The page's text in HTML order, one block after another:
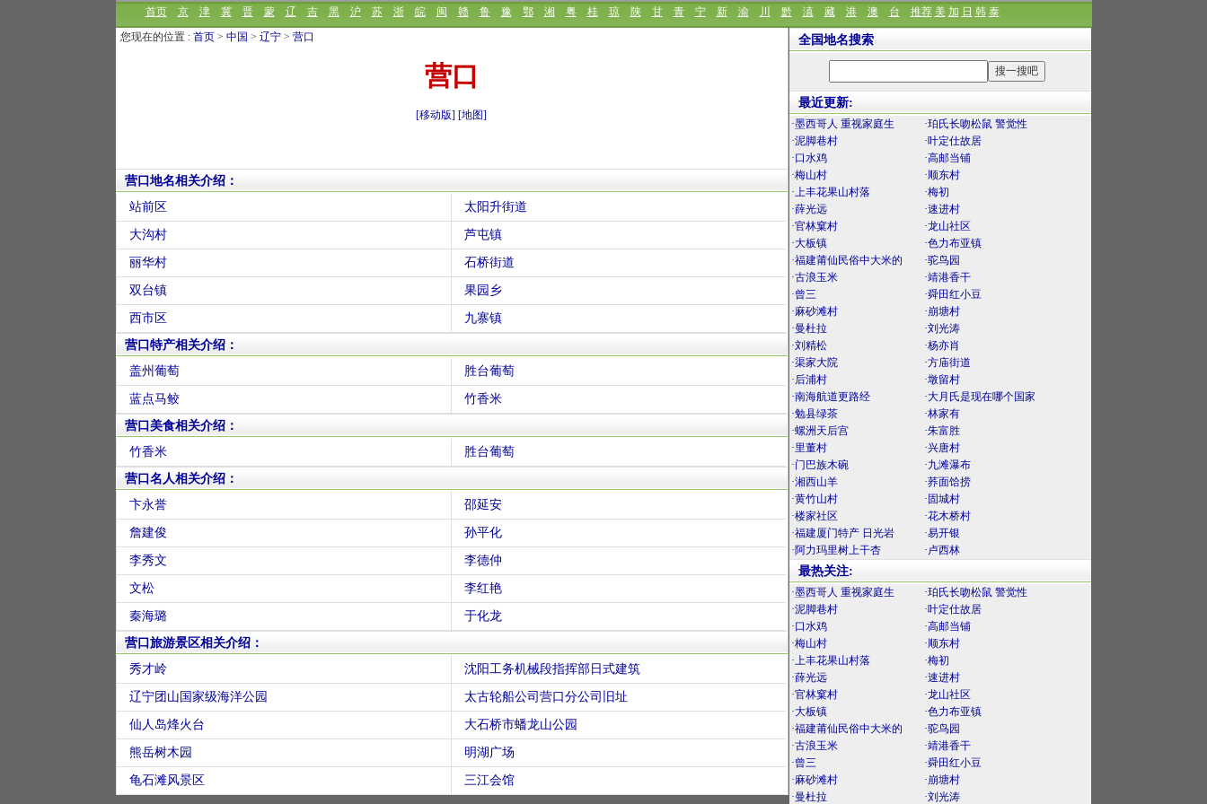
首页 京 津 冀 晋 蒙 辽 吉 黑 沪 苏 浙 皖 闽 赣 鲁 豫 鄂 湘 粤 桂 琼 陕 甘 青 宁 新 渝 川 黔 滇 藏 港 澳 台 推荐 美 加 日 韩 泰
您现在的位置 : 首页> 中国 > 辽宁> 营口
营口
[移动版] [地图]
营口地名相关介绍：
站前区
太阳升街道
大沟村 芦屯镇
丽华村 石桥街道
双台镇 果园乡
西市区
九寨镇
营口特产相关介绍：
盖州葡萄
胜台葡萄
蓝点马鲛
竹香米
营口美食相关介绍：
竹香米
胜台葡萄
营口名人相关介绍：
卞永誉
邵延安
詹建俊 孙平化
李秀文 李德仲
文松 李红艳
秦海璐
于化龙
营口旅游景区相关介绍：
秀才岭
沈阳工务机械段指挥部日式建筑
辽宁团山国家级海洋公园 太古轮船公司营口分公司旧址
仙人岛烽火台 大石桥市蟠龙山公园
熊岳树木园 明湖广场
龟石滩风景区 三江会馆
全国地名搜索
最近更新:
·墨西哥人 重视家庭生
·珀氏长吻松鼠 警觉性
·泥脚巷村
·叶定仕故居
·口水鸡
·高邮当铺
·梅山村
·顺东村
·上丰花果山村落
·梅初
·薛光远
·速进村
·官林窠村
·龙山社区
·大板镇
·色力布亚镇
·福建莆仙民俗中大米的
·驼鸟园
·古浪玉米
·靖港香干
·曾三
·舜田红小豆
·麻砂滩村
·崩塘村
·曼杜拉
·刘光涛
·刘精松
·杨亦肖
·渠家大院
·方庙街道
·后浦村
·墩留村
·南海航道更路经
·大月氏是现在哪个国家
·勉县绿茶
·林家有
·螺洲天后宫
·朱富胜
·里董村
·兴唐村
·门巴族木碗
·九滩瀑布
·湘西山羊
·荞面饸捞
·黄竹山村
·固城村
·楼家社区
·花木桥村
·福建厦门特产 日光岩
·易开银
·阿力玛里树上干杏
·卢西林
最热关注:
·墨西哥人 重视家庭生
·珀氏长吻松鼠 警觉性
·泥脚巷村
·叶定仕故居
·口水鸡
·高邮当铺
·梅山村
·顺东村
·上丰花果山村落
·梅初
·薛光远
·速进村
·官林窠村
·龙山社区
·大板镇
·色力布亚镇
·福建莆仙民俗中大米的
·驼鸟园
·古浪玉米
·靖港香干
·曾三
·舜田红小豆
·麻砂滩村
·崩塘村
·曼杜拉
·刘光涛